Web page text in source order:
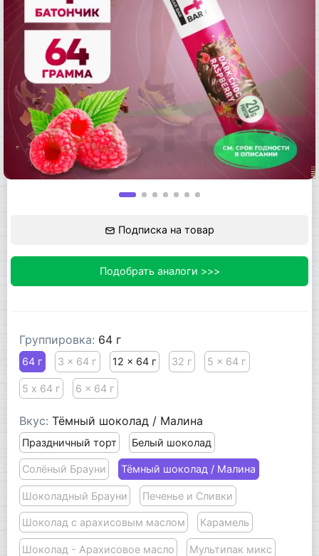
Подписка на товар
Подобрать аналоги >>>
Группировка: 64 г
64 г 3 x 64 г 12 x 64 г 32 г 5 x 64 г
5 х 64 г 6 x 64 г
Вкус: Тёмный шоколад / Малина
Праздничный торт Белый шоколад
Солёный Брауни Тёмный шоколад / Малина
Шоколадный Брауни Печенье и Сливки
Шоколад с арахисовым маслом Карамель
Шоколад - Арахисовое масло Мультипак микс